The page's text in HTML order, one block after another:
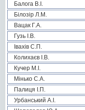
Балога В.І.
Білозір Л.М.
Вацак Г.А.
Гузь І.В.
Івахів С.П.
Колихаєв І.В.
Кучер М.І.
Мінько С.А.
Палиця І.П.
Урбанський А.І.